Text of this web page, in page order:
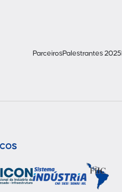
ParceirosPalestrantes 2025